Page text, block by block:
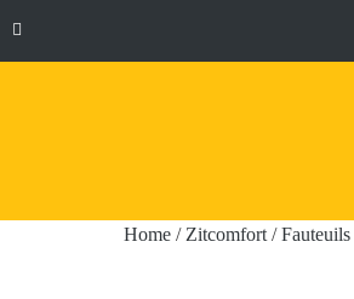
Home / Zitcomfort /Fauteuils